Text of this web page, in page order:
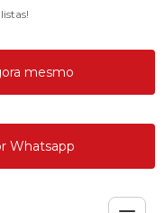
mesmo
Whatsapp